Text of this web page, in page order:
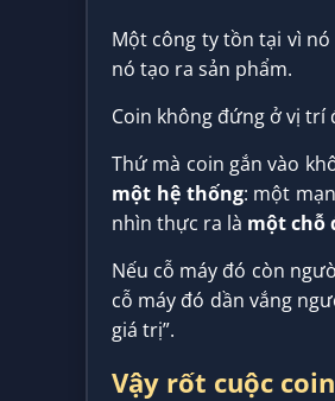
Một công ty tồn tại vì
nó tạo ra sản phẩm.
Coin không đứng ở vị trí
Thứ mà coin gắn vào
một hệ thống: một
nhìn thực ra là một chỗ
Nếu cỗ máy đó còn
cỗ máy đó dần vắng
giá trị”.
Vậy rốt cuộc